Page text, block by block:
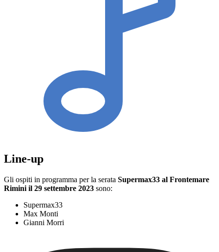
Line-up
Gli ospiti in programma per la serata Supermax33 al Frontemare
Rimini il 29 settembre 2023 sono:
Supermax33
Max Monti
Gianni Morri